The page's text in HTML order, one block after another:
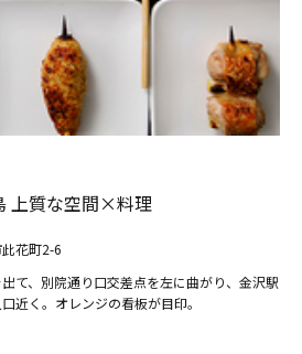
上質な空間×料理
花町2-6
て、別院通り口交差点を左に曲がり、金沢駅
近く。オレンジの看板が目印。